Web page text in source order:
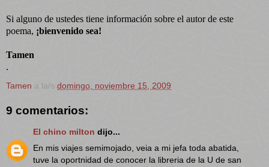
Si alguno de ustedes tiene información sobre el autor de este
poema, ¡bienvenido sea!
Tamen
.
Tamen a la/s domingo, noviembre 15, 2009
9 comentarios:
El chino milton dijo...
En mis viajes semimojado, veia a mi jefa toda abatida,
tuve la oportnidad de conocer la libreria de la U de san